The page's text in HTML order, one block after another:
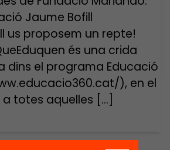
Jaume Bofill
us proposem un repte!
és una crida
dins el programa Educació
), en el
totes aquelles […]